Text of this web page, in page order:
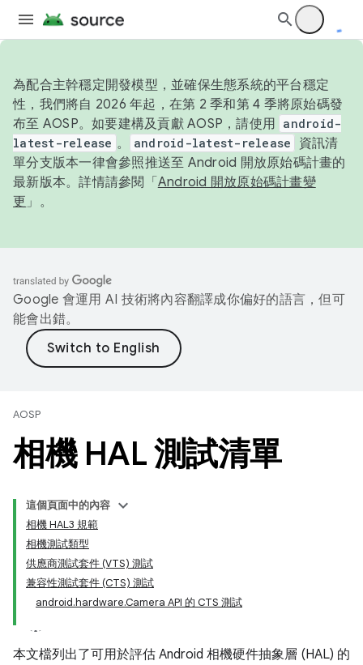
為配合主幹穩定開發模型，並確保生態系統的平台穩定
性，我們將自 2026 年起，在第 2 季和第 4 季將原始碼發
布至 AOSP。如要建構及貢獻 AOSP，請使用 android-
latest-release 。 android-latest-release
資訊清
單分支版本一律會參照推送至 Android 開放原始碼計畫的
最新版本。詳情請參閱「 Android 開放原始碼計畫變
更 」。
Google 會運用 AI 技術將內容翻譯成你偏好的語言，但可
能會出錯。
AOSP
相機 HAL 測試清單
這個頁面中的內容
相機 HAL3 規範
相機測試類型
供應商測試套件 (VTS) 測試
兼容性測試套件 (CTS) 測試
android.hardware.Camera API 的 CTS 測試
本文檔列出了可用於評估 Android 相機硬件抽象層 (HAL) 的